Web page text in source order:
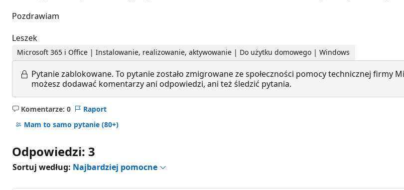
Pozdrawiam
Leszek
Microsoft 365 i Office | Instalowanie, realizowanie, aktywowanie | Do użytku domowego | Windows
Pytanie zablokowane. To pytanie zostało zmigrowane ze społeczności pomocy technicznej firmy
możesz dodawać komentarzy ani odpowiedzi, ani też śledzić pytania.
Komentarze: 0
Brak
komentarzy
Raport
Mam to samo pytanie (80+)
Odpowiedzi: 3
Sortuj według: Najbardziej pomocne